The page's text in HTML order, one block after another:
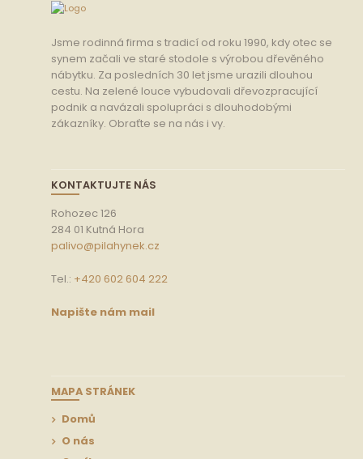
Jsme rodinná firma s tradicí od roku 1990, kdy otec se
synem začali ve staré stodole s výrobou dřevěného
nábytku. Za posledních 30 let jsme urazili dlouhou
cestu. Na zelené louce vybudovali dřevozpracující
podnik a navázali spolupráci s dlouhodobými
zákazníky. Obraťte se na nás i vy.
KONTAKTUJTE NÁS
Rohozec 126
284 01 Kutná Hora
palivo@pilahynek.cz
Tel.: +420 602 604 222
Napište nám mail
MAPA STRÁNEK
Domů
O nás